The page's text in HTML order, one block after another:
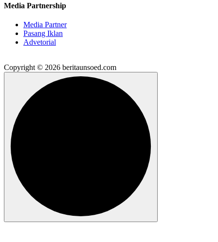
Media Partnership
Media Partner
Pasang Iklan
Advetorial
Copyright © 2026 beritaunsoed.com